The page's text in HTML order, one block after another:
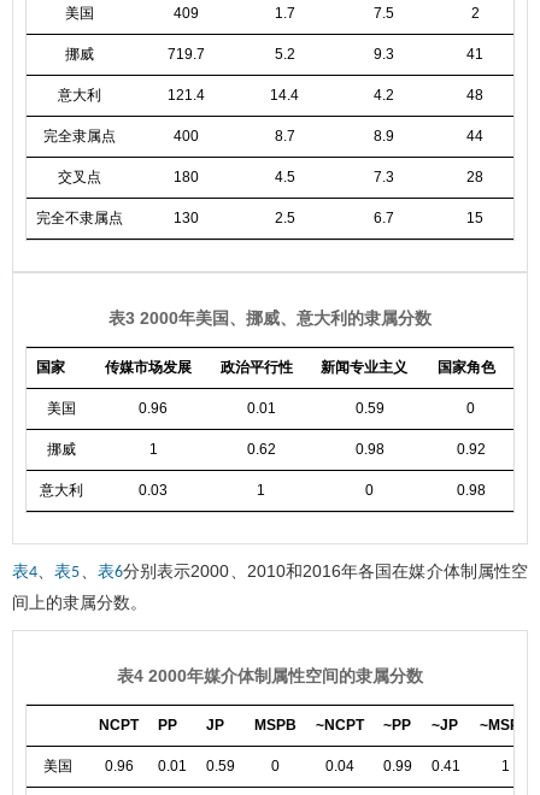
美国 409 1.7 7.5 2
挪威 719.7 5.2 9.3 41
意大利 121.4 14.4 4.2 48
完全隶属点 400 8.7 8.9 44
交叉点 180 4.5 7.3 28
完全不隶属点 130 2.5 6.7 15
表3 2000年美国、挪威、意大利的隶属分数
国家 传媒市场发展 政治平行性 新闻专业主义 国家角色
美国 0.96 0.01 0.59 0
挪威 1 0.62 0.98 0.92
意大利 0.03 1 0 0.98
表4 、表5 表6分别表示2000、2010和2016年各国在媒介体制属性空
间上的隶属分数。
表4 2000年媒介体制属性空间的隶属分数
NCPT PP JP MSPB ~NCPT ~PP ~JP ~MSPB
美国 0.96 0.01 0.59 0 0.04 0.99 0.41 1